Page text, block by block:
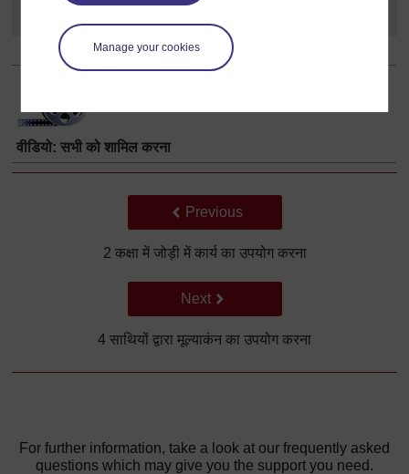
Manage your cookies
वीडियो: सभी को शामिल करना
Back to previous page
Previous
2 कक्षा में जोड़ी में कार्य का उपयोग करना
Go to next page
Next
4 साथियों द्वारा मूल्याकंन का उपयोग करना
For further information, take a look at our frequently asked
questions which may give you the support you need.